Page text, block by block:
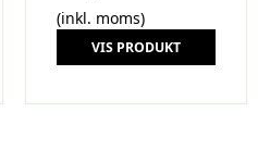
(inkl. moms)
VIS PRODUKT